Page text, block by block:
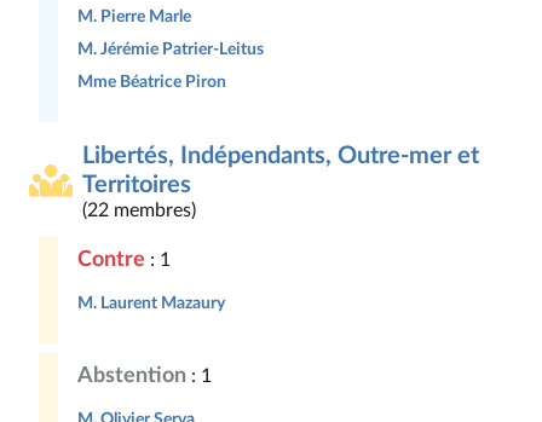
M. Pierre Marle
M. Jérémie Patrier-Leitus
Mme Béatrice Piron
Libertés, Indépendants, Outre-mer et
Territoires
(22 membres)
Contre : 1
M. Laurent Mazaury
Abstention : 1